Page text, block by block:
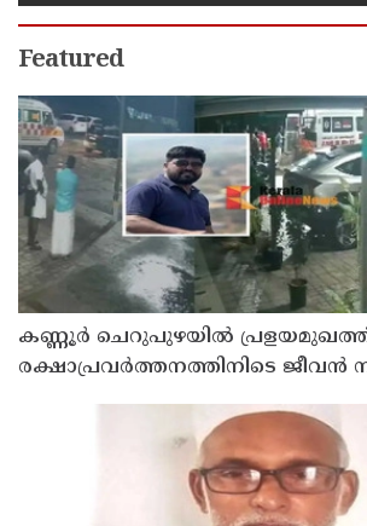
Featured
കണ്ണൂർ ചെറുപുഴയിൽ
രക്ഷാപ്രവർത്തനത്തിനിടെ ജീവൻ
കാണിച്ചതായി ആരോപണം